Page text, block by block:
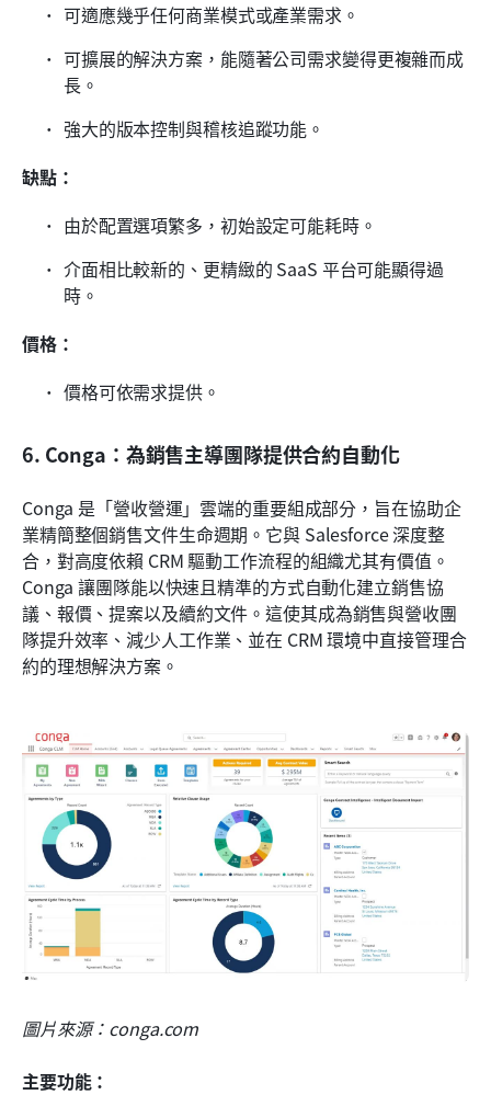
可適應幾乎任何商業模式或產業需求。
可擴展的解決方案，能隨著公司需求變得更複雜而成
長。
強大的版本控制與稽核追蹤功能。
缺點：
由於配置選項繁多，初始設定可能耗時。
介面相比較新的、更精緻的 SaaS 平台可能顯得過
時。
價格：
價格可依需求提供。
6. Conga：為銷售主導團隊提供合約自動化
Conga 是「營收營運」雲端的重要組成部分，旨在協助企
業精簡整個銷售文件生命週期。它與 Salesforce 深度整
合，對高度依賴 CRM 驅動工作流程的組織尤其有價值。
Conga 讓團隊能以快速且精準的方式自動化建立銷售協
議、報價、提案以及續約文件。這使其成為銷售與營收團
隊提升效率、減少人工作業、並在 CRM 環境中直接管理合
約的理想解決方案。
圖片來源：conga.com
主要功能：